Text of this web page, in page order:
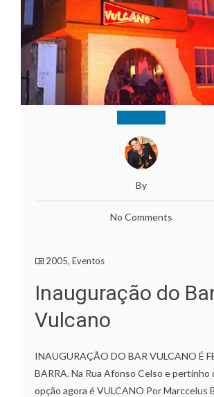
By
No Comments
2005, Eventos
Inauguração do
Vulcano
INAUGURAÇÃO DO BAR VULCANO É
BARRA. Na Rua Afonso Celso e pertinho
opção agora é VULCANO Por Marccelus